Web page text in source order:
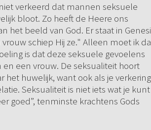
verkeerd dat mannen seksuele
bloot. Zo heeft de Heere ons
het beeld van God. Er staat in
schiep Hij ze." Alleen moet ik
is dat deze seksuele gevoelens
een vrouw. De seksualiteit hoort
huwelijk, want ook als je verkering
Seksualiteit is niet iets wat je kunt
goed”, tenminste krachtens Gods